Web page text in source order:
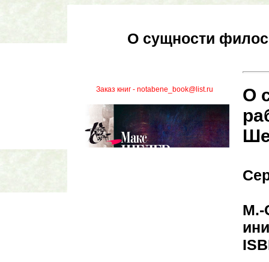
О сущности
Заказ книг - notabene_book@list.ru
О
М.-